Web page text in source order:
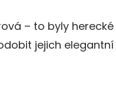
– to byly herecké
jejich elegantní